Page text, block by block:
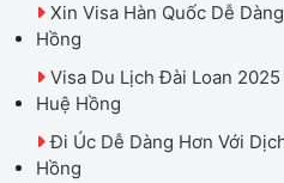
Xin Visa Hàn Quốc Dễ
Hồng
Visa Du Lịch Đài Loan
Huệ Hồng
Đi Úc Dễ Dàng Hơn Với
Hồng